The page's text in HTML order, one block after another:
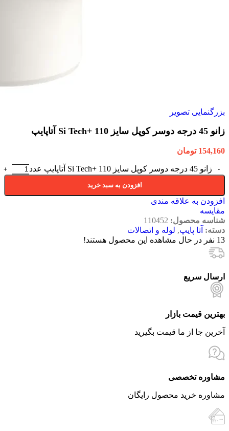
بزرگنمایی تصویر
زانو 45 درجه دوسر کوپل سایز 110 +Si Tech آتاپایپ
154,160 تومان
زانو 45 درجه دوسر کوپل سایز 110 +Si Tech آتاپایپ عدد
افزودن به سبد خرید
افزودن به علاقه مندی
مقایسه
شناسه محصول: 110452
دسته: آتا پایپ, لوله و اتصالات
13 نفر در حال مشاهده این محصول هستند!
ارسال سریع
بهترین قیمت بازار
آخرین جا از ما قیمت بگیرید
مشاوره تخصصی
مشاوره خرید محصول رایگان